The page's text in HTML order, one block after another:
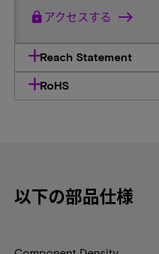
lock アクセスする
Reach Statement
RoHS
以下の部品仕様